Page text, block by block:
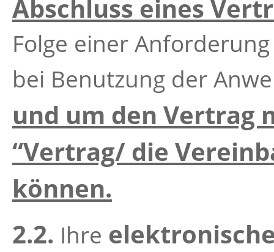
Abschluss eines
Folge einer
bei Benutzung der
und um den Vertrag
“Vertrag/ die
können.
2.2. Ihre